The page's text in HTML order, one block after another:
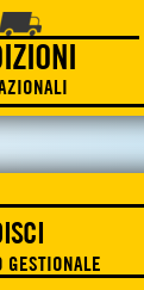
GESTIONALE